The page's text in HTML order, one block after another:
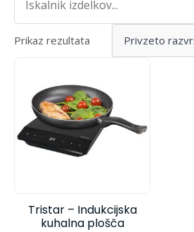
Prikaz rezultata
Tristar – Indukcijska
kuhalna plošča